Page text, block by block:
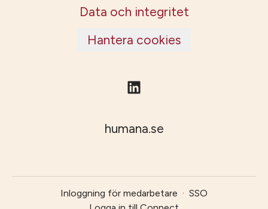
Data och integritet
Hantera cookies
humana.se
Inloggning för medarbetare · SSO